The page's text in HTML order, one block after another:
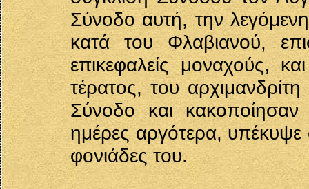
Σύνοδο αυτή, την
κατά του Φλαβιανού,
επικεφαλείς μοναχούς,
τέρατος, του
Σύνοδο και
ημέρες αργότερα,
φονιάδες του.